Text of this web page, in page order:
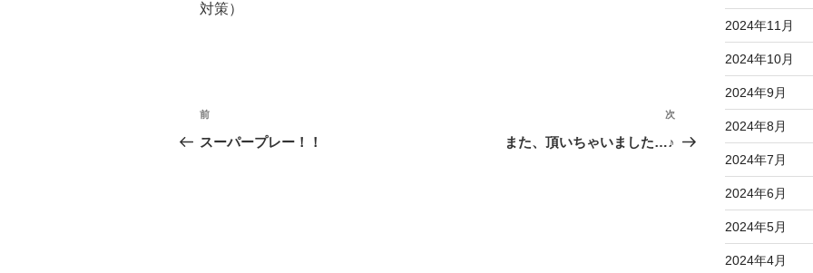
対策）
投
稿
前
の
前
スーパープレー！！
次
の
次
また、頂いちゃいました…♪
2024年11月
2024年10月
2024年9月
2024年8月
2024年7月
2024年6月
2024年5月
2024年4月